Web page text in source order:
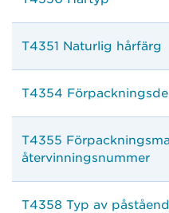
T4351 Naturlig hårfärg
T4354
T4355
återvinningsnummer
T4358 Typ av